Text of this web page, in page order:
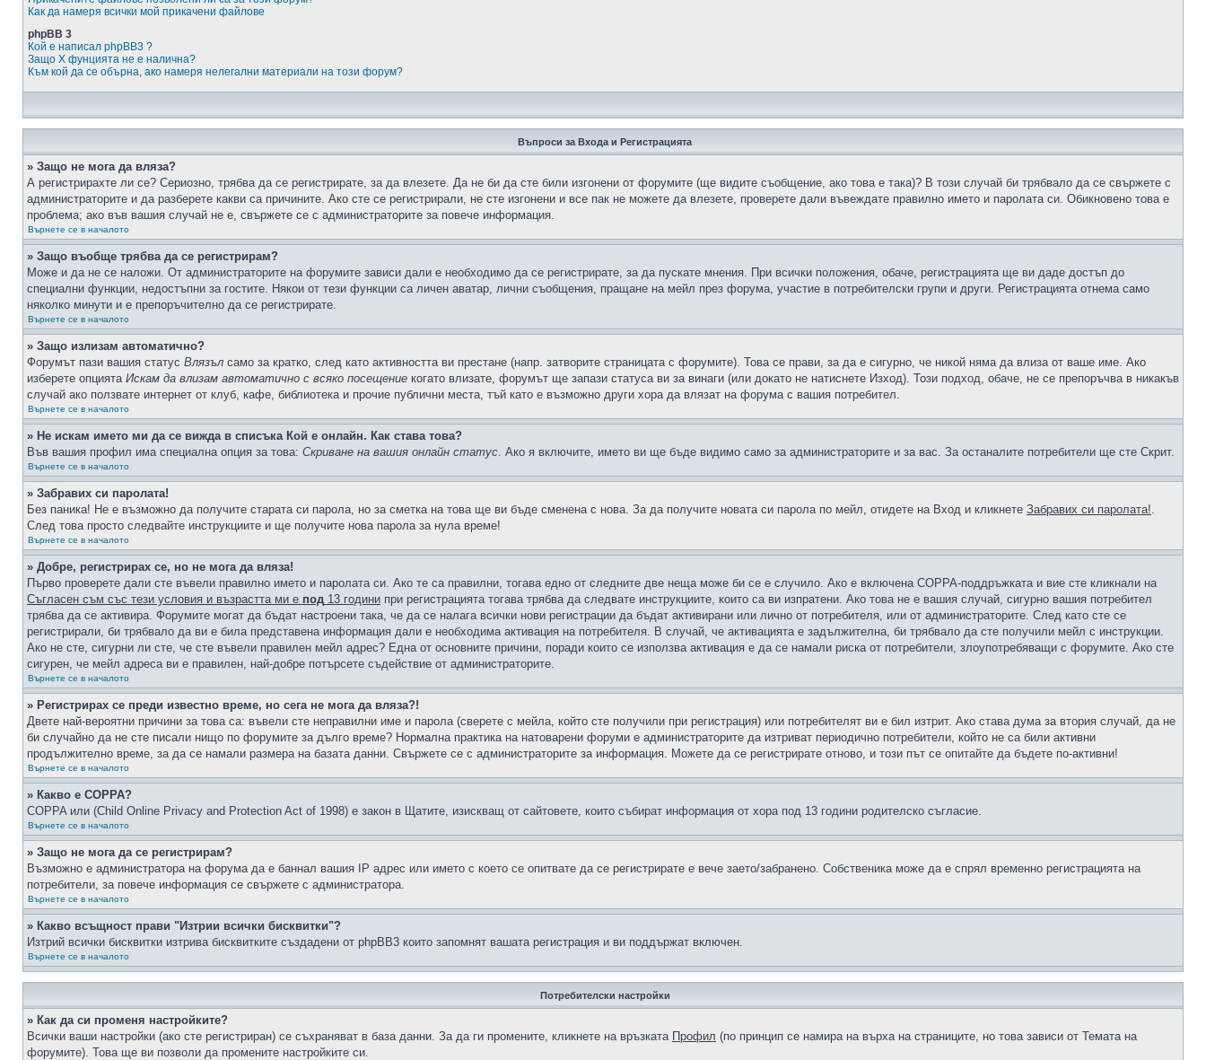
Как да намеря всички мой прикачени файлове
phpBB 3
Кой е написал phpBB3 ?
Защо X фунцията не е налична?
Към кой да се обърна, ако намеря нелегални материали на този форум?
Въпроси за Входа и Регистрацията
» Защо не мога да вляза?
А регистрирахте ли се? Сериозно, трябва да се регистрирате, за да влезете. Да не би да сте били изгонени от форумите (ще видите съобщение, ако това е така)? В този случай би трябвало да се свържете с
администраторите и да разберете какви са причините. Ако сте се регистрирали, не сте изгонени и все пак не можете да влезете, проверете дали въвеждате правилно името и паролата си. Обикновено това е
проблема; ако във вашия случай не е, свържете се с администраторите за повече информация.
Върнете се в началото
» Защо въобще трябва да се регистрирам?
Може и да не се наложи. От администраторите на форумите зависи дали е необходимо да се регистрирате, за да пускате мнения. При всички положения, обаче, регистрацията ще ви даде достъп до
специални функции, недостъпни за гостите. Някои от тези функции са личен аватар, лични съобщения, пращане на мейл през форума, участие в потребителски групи и други. Регистрацията отнема само
няколко минути и е препоръчително да се регистрирате.
Върнете се в началото
» Защо излизам автоматично?
Форумът пази вашия статус Влязъл само за кратко, след като активността ви престане (напр. затворите страницата с форумите). Това се прави, за да е сигурно, че никой няма да влиза от ваше име. Ако
изберете опцията Искам да влизам автоматично с всяко посещение когато влизате, форумът ще запази статуса ви за винаги (или докато не натиснете Изход). Този подход, обаче, не се препоръчва в никакъв
случай ако ползвате интернет от клуб, кафе, библиотека и прочие публични места, тъй като е възможно други хора да влязат на форума с вашия потребител.
Върнете се в началото
» Не искам името ми да се вижда в списъка Кой е онлайн. Как става това?
Във вашия профил има специална опция за това: Скриване на вашия онлайн статус. Ако я включите, името ви ще бъде видимо само за администраторите и за вас. За останалите потребители ще сте Скрит.
Върнете се в началото
» Забравих си паролата!
Без паника! Не е възможно да получите старата си парола, но за сметка на това ще ви бъде сменена с нова. За да получите новата си парола по мейл, отидете на Вход и кликнете Забравих си паролата!.
След това просто следвайте инструкциите и ще получите нова парола за нула време!
Върнете се в началото
» Добре, регистрирах се, но не мога да вляза!
Първо проверете дали сте въвели правилно името и паролата си. Ако те са правилни, тогава едно от следните две неща може би се е случило. Ако е включена COPPA-поддръжката и вие сте кликнали на
Съгласен съм със тези условия и възрастта ми е под 13 години при регистрацията тогава трябва да следвате инструкциите, които са ви изпратени. Ако това не е вашия случай, сигурно вашия потребител
трябва да се активира. Форумите могат да бъдат настроени така, че да се налага всички нови регистрации да бъдат активирани или лично от потребителя, или от администраторите. След като сте се
регистрирали, би трябвало да ви е била представена информация дали е необходима активация на потребителя. В случай, че активацията е задължителна, би трябвало да сте получили мейл с инструкции.
Ако не сте, сигурни ли сте, че сте въвели правилен мейл адрес? Една от основните причини, поради които се използва активация е да се намали риска от потребители, злоупотребяващи с форумите. Ако сте
сигурен, че мейл адреса ви е правилен, най-добре потърсете съдействие от администраторите.
Върнете се в началото
» Регистрирах се преди известно време, но сега не мога да вляза?!
Двете най-вероятни причини за това са: въвели сте неправилни име и парола (сверете с мейла, който сте получили при регистрация) или потребителят ви е бил изтрит. Ако става дума за втория случай, да не
би случайно да не сте писали нищо по форумите за дълго време? Нормална практика на натоварени форуми е администраторите да изтриват периодично потребители, който не са били активни
продължително време, за да се намали размера на базата данни. Свържете се с администраторите за информация. Можете да се регистрирате отново, и този път се опитайте да бъдете по-активни!
Върнете се в началото
» Какво е COPPA?
COPPA или (Child Online Privacy and Protection Act of 1998) е закон в Щатите, изискващ от сайтовете, които събират информация от хора под 13 години родителско съгласие.
Върнете се в началото
» Защо не мога да се регистрирам?
Възможно е администратора на форума да е баннал вашия IP адрес или името с което се опитвате да се регистрирате е вече заето/забранено. Собственика може да е спрял временно регистрацията на
потребители, за повече информация се свържете с администратора.
Върнете се в началото
» Какво всъщност прави "Изтрии всички бисквитки"?
Изтрий всички бисквитки изтрива бисквитките създадени от phpBB3 които запомнят вашата регистрация и ви поддържат включен.
Върнете се в началото
Потребителски настройки
» Как да си променя настройките?
Всички ваши настройки (ако сте регистриран) се съхраняват в база данни. За да ги промените, кликнете на връзката Профил (по принцип се намира на върха на страниците, но това зависи от Темата на
форумите). Това ще ви позволи да промените настройките си.